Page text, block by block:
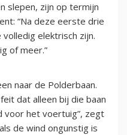
slepen, zijn op termijn
“Na deze eerste drie
elektrisch zijn.
of meer.”
naar de Polderbaan.
dat alleen bij die baan
voor het voertuig”, zegt
de wind ongunstig is